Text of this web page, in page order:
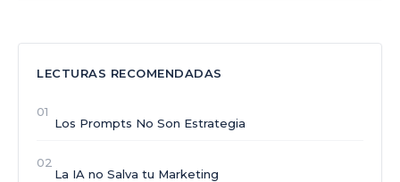
LECTURAS RECOMENDADAS
01
Los Prompts No Son Estrategia
02
La IA no Salva tu Marketing